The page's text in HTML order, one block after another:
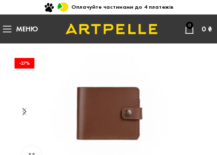
Оплачуйте частинами до 4 платежів
МЕНЮ 0 0 ₴
-27%